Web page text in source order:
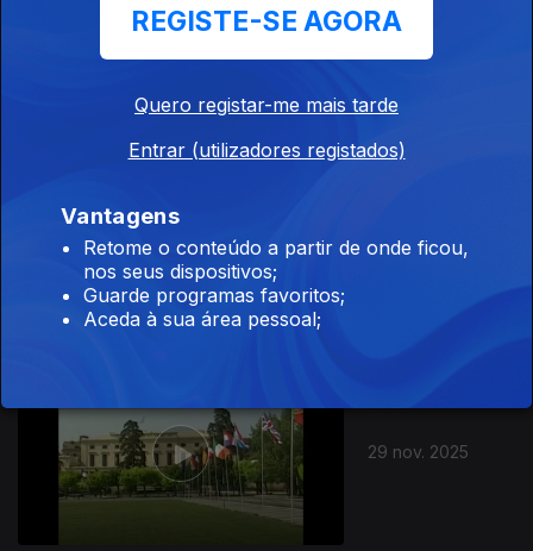
13 dez. 2025
06 dez. 2025
29 nov. 2025
REGISTE-SE AGORA
Quero registar-me mais tarde
Entrar (utilizadores registados)
Vantagens
Retome o conteúdo a partir de onde ficou,
nos seus dispositivos;
Guarde programas favoritos;
Aceda à sua área pessoal;